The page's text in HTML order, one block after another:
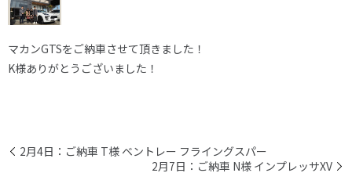
マカンGTSをご納車させて頂きました！
K様ありがとうございました！
2月4日：ご納車 T様 ベントレー フライングスパー
2月7日：ご納車 N様 インプレッサXV